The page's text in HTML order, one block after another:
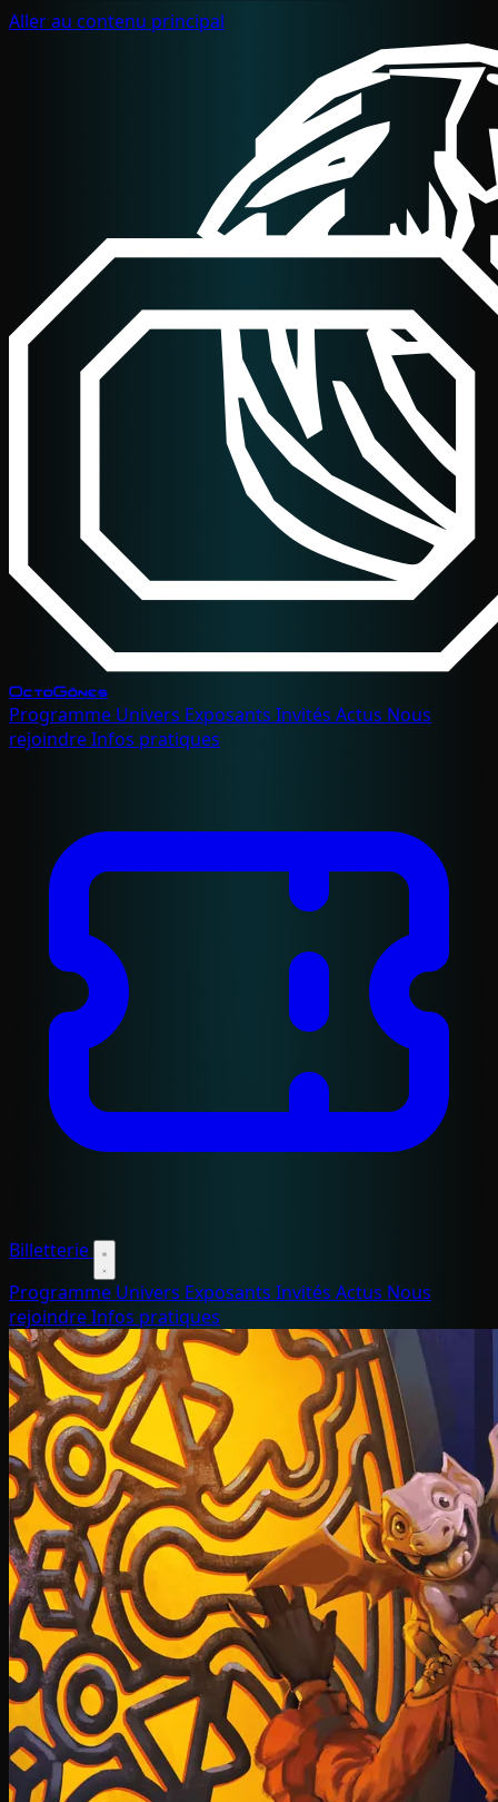
Aller au contenu principal
OctoGônes
Programme Univers Exposants Invités Actus Nous
rejoindreInfos pratiques
Billetterie
Programme Univers Exposants Invités Actus Nous
rejoindreInfos pratiques